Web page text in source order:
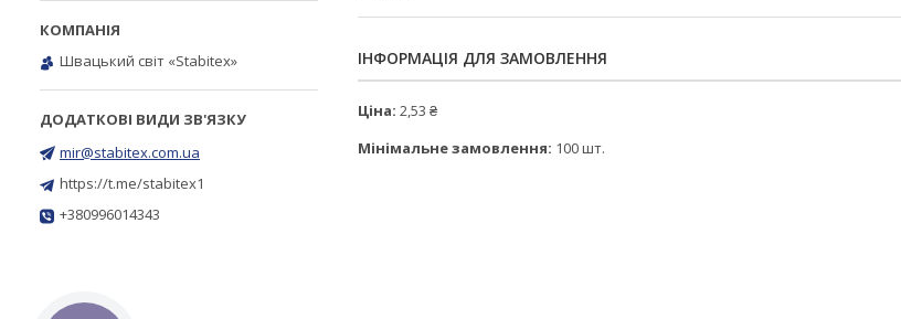
ІНФОРМАЦІЯ ДЛЯ ЗАМОВЛЕННЯ
Ціна: 2,53 ₴
Мінімальне замовлення: 100 шт.
Швацький світ «Stabitex»
mir@stabitex.com.ua
https://t.me/stabitex1
+380996014343